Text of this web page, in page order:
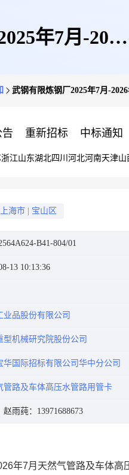
年7月-2026
武钢有限炼钢厂2025年7月-
重新招标 中标通知
浙江山东湖北四川 河北河南天津山
上海市 宝山区
B41-804/01
13 10:13:36
业品股份有限公司
型机械研究院股份公司
华国际招标有限公司华中分公司
管路及车体高压水管路用管卡
赵雨莼：13971688673
年7月天然气管路及车体高